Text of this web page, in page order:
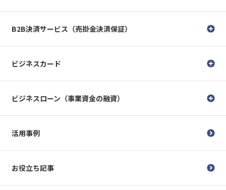
B2B決済サービス（売掛金決済保証）
ビジネスカード
ビジネスローン（事業資金の融資）
活用事例
お役立ち記事